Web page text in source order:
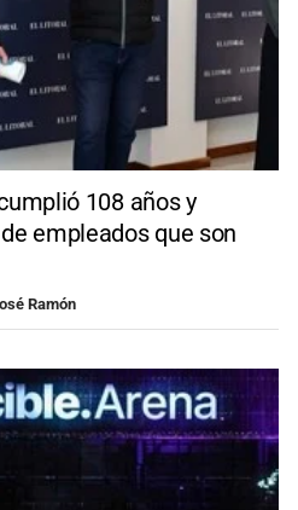
108 años y
empleados que son
Ramón